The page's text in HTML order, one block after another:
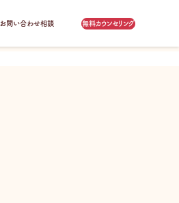
お問い合わせ相談 無料カウンセリング